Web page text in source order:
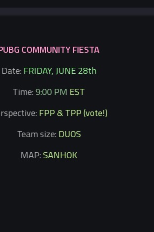
COMMUNITY FIESTA
Date: FRIDAY, JUNE 28th
Time:9:00 PM EST
FPP & TPP (vote!)
Team size: DUOS
MAP:SANHOK